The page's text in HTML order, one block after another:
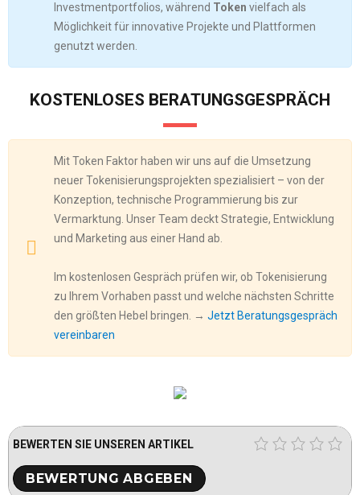
Investmentportfolios, während Token vielfach als
Möglichkeit für innovative Projekte und Plattformen
genutzt werden.
KOSTENLOSES BERATUNGSGESPRÄCH
Mit Token Faktor haben wir uns auf die Umsetzung
neuer Tokenisierungsprojekten spezialisiert – von der
Konzeption, technische Programmierung bis zur
Vermarktung. Unser Team deckt Strategie, Entwicklung
und Marketing aus einer Hand ab.
Im kostenlosen Gespräch prüfen wir, ob Tokenisierung
zu Ihrem Vorhaben passt und welche nächsten Schritte
den größten Hebel bringen. → Jetzt Beratungsgespräch
vereinbaren
BEWERTEN SIE UNSEREN ARTIKEL